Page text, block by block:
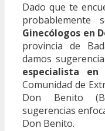
Dado que te
probablemente
Ginecólogos en
provincia de
damos
especialista en
Comunidad de
Don Benito
sugerencias
Don Benito.